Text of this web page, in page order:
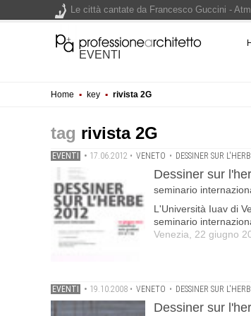
EVENTI
Home ▪ key ▪ rivista 2G
rivista 2G
EVENTI • 17.06.2012 • VENETO • DESSINER SUR
Dessiner sur
seminario
L'Università Iuav di
seminario
Venezia, 22 giugno
EVENTI • 19.10.2008 • VENETO • DESSINER SUR
Dessiner sur
Le città cantate da Francesco Guccini -
200 manifesti per i 200 anni di Carlo